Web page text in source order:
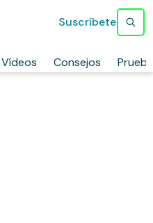
Vídeos Consejos
Suscríbete